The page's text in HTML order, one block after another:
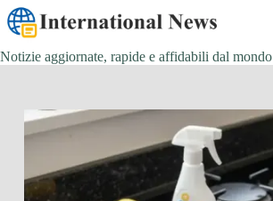
Salta
al
contenuto
Notizie aggiornate, rapide e affidabili dal mondo